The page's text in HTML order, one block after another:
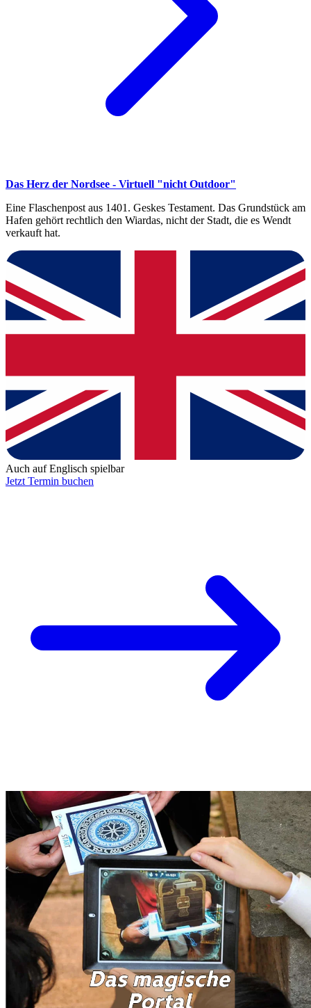
Das Herz der Nordsee - Virtuell "nicht Outdoor"
Eine Flaschenpost aus 1401. Geskes Testament. Das Grundstück am
Hafen gehört rechtlich den Wiardas, nicht der Stadt, die es Wendt
verkauft hat.
Auch auf Englisch spielbar
Jetzt Termin buchen